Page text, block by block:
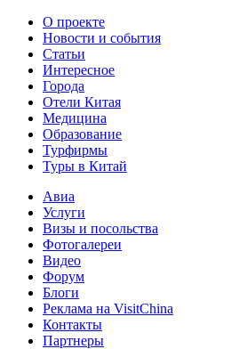
О проекте
Новости и события
Статьи
Интересное
Города
Отели Китая
Медицина
Образование
Турфирмы
Туры в Китай
Авиа
Услуги
Визы и посольства
Фотогалереи
Видео
Форум
Блоги
Реклама на VisitChina
Контакты
Партнеры